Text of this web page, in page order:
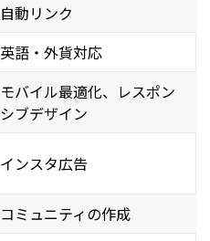
自動リンク
英語・外貨対応
モバイル最適化、レスポン
シブデザイン
インスタ広告
コミュニティの作成